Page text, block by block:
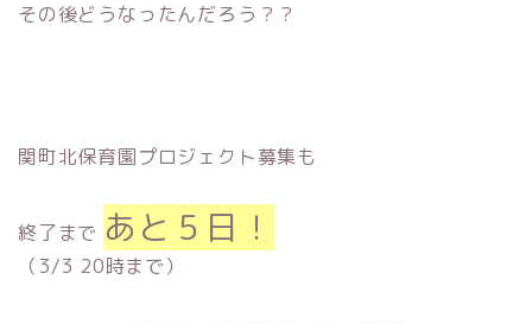
その後どうなったんだろう？？
関町北保育園プロジェクト募集も
終了まで あと５日！
（3/3 20時まで）